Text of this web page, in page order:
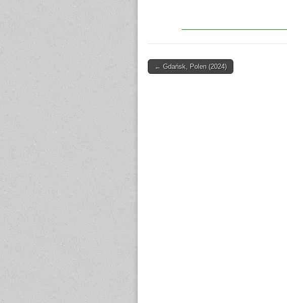
Post navigation
← Gdańsk, Polen (2024)